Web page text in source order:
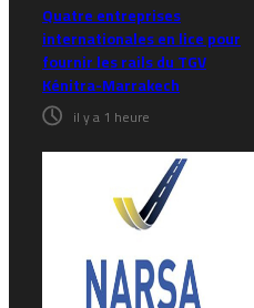
Quatre entreprises
internationales en lice pour
fournir les rails du TGV
Kénitra-Marrakech
il y a 1 heure